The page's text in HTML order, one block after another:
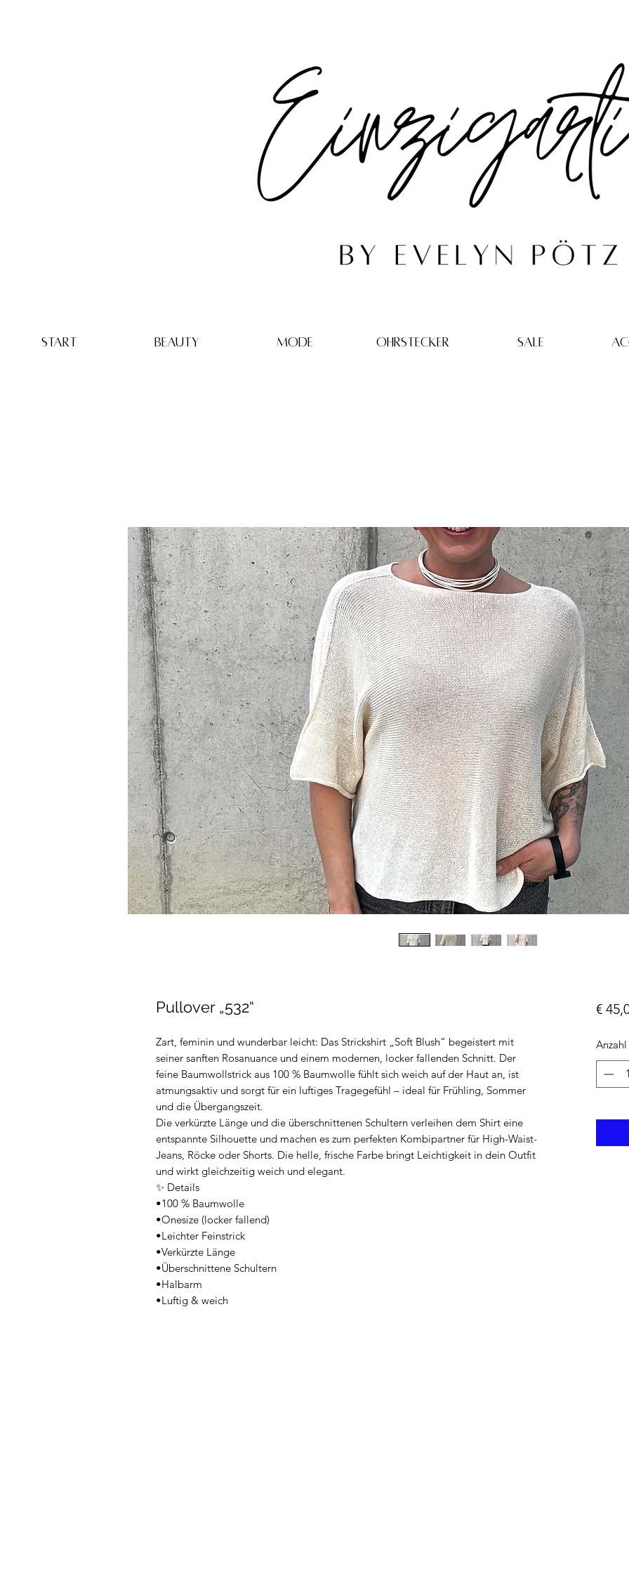
Start BEAUTY MODE OHRSTECKER SALE
Pullover „532“
Zart, feminin und wunderbar leicht: Das Strickshirt „Soft Blush“ begeistert mit
seiner sanften Rosanuance und einem modernen, locker fallenden Schnitt. Der
feine Baumwollstrick aus 100 % Baumwolle fühlt sich weich auf der Haut an, ist
atmungsaktiv und sorgt für ein luftiges Tragegefühl – ideal für Frühling, Sommer
und die Übergangszeit.
Die verkürzte Länge und die überschnittenen Schultern verleihen dem Shirt eine
entspannte Silhouette und machen es zum perfekten Kombipartner für High-Waist-
Jeans, Röcke oder Shorts. Die helle, frische Farbe bringt Leichtigkeit in dein Outfit
und wirkt gleichzeitig weich und elegant.
✨ Details
•100 % Baumwolle
•Onesize (locker fallend)
•Leichter Feinstrick
•Verkürzte Länge
•Überschnittene Schultern
•Halbarm
•Luftig & weich
€
Anzahl